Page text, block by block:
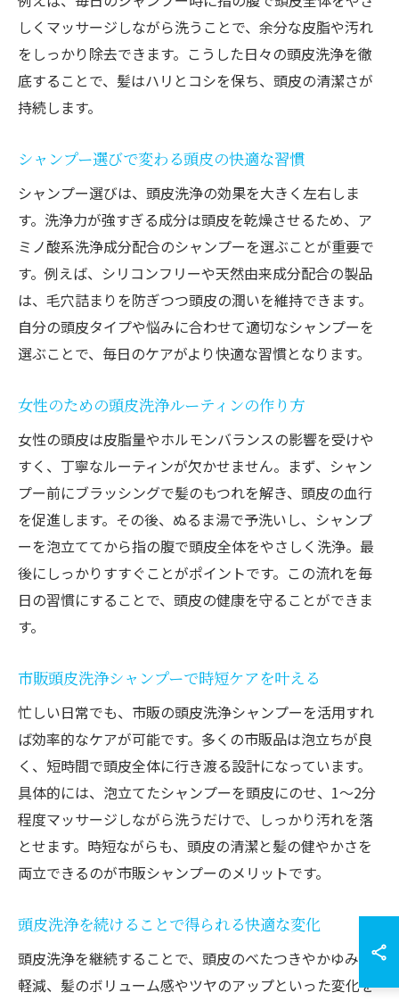
しくマッサージしながら洗うことで、余分な皮脂や汚れ
をしっかり除去できます。こうした日々の頭皮洗浄を徹
底することで、髪はハリとコシを保ち、頭皮の清潔さが
持続します。
シャンプー選びで変わる頭皮の快適な習慣
シャンプー選びは、頭皮洗浄の効果を大きく左右しま
す。洗浄力が強すぎる成分は頭皮を乾燥させるため、ア
ミノ酸系洗浄成分配合のシャンプーを選ぶことが重要で
す。例えば、シリコンフリーや天然由来成分配合の製品
は、毛穴詰まりを防ぎつつ頭皮の潤いを維持できます。
自分の頭皮タイプや悩みに合わせて適切なシャンプーを
選ぶことで、毎日のケアがより快適な習慣となります。
女性のための頭皮洗浄ルーティンの作り方
女性の頭皮は皮脂量やホルモンバランスの影響を受けや
すく、丁寧なルーティンが欠かせません。まず、シャン
プー前にブラッシングで髪のもつれを解き、頭皮の血行
を促進します。その後、ぬるま湯で予洗いし、シャンプ
ーを泡立ててから指の腹で頭皮全体をやさしく洗浄。最
後にしっかりすすぐことがポイントです。この流れを毎
日の習慣にすることで、頭皮の健康を守ることができま
す。
市販頭皮洗浄シャンプーで時短ケアを叶える
忙しい日常でも、市販の頭皮洗浄シャンプーを活用すれ
ば効率的なケアが可能です。多くの市販品は泡立ちが良
く、短時間で頭皮全体に行き渡る設計になっています。
具体的には、泡立てたシャンプーを頭皮にのせ、1〜2分
程度マッサージしながら洗うだけで、しっかり汚れを落
とせます。時短ながらも、頭皮の清潔と髪の健やかさを
両立できるのが市販シャンプーのメリットです。
頭皮洗浄を続けることで得られる快適な変化
頭皮洗浄を継続することで、頭皮のべたつきやかゆみの
軽減、髪のボリューム感やツヤのアップといった変化を